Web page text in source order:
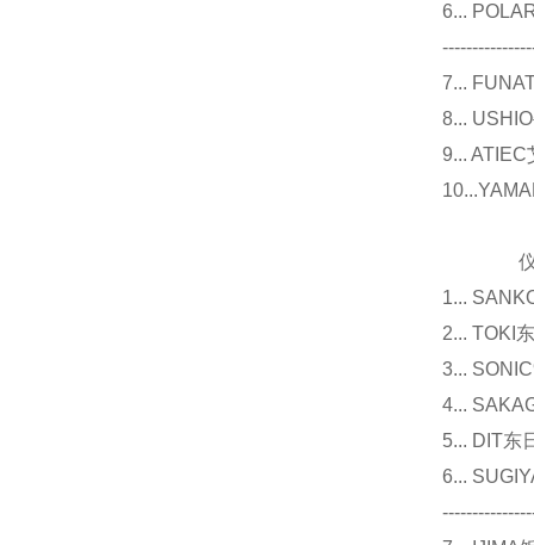
6...
7...
8...
9...
仪器
1...
2... TOKI
3...
4...
5... DIT东
6...